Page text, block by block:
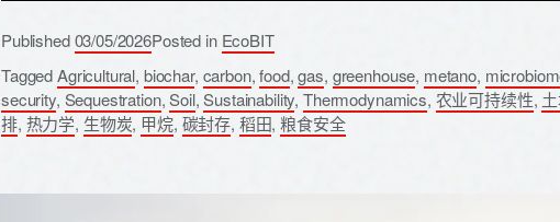
Published03/05/2026Posted in EcoBIT
TaggedAgricultural, biochar, carbon,food,gas, greenhouse, metano,
security, Sequestration,Soil,Sustainability, Thermodynamics, 农业可持续性,
排, 热力学, 生物炭, 甲烷, 碳封存, 稻田,粮食安全